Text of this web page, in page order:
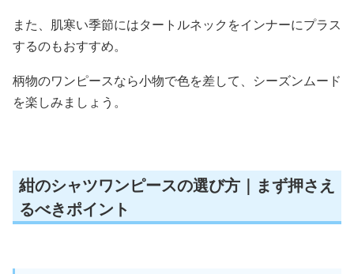
また、肌寒い季節にはタートルネックをインナーにプラス
するのもおすすめ。
柄物のワンピースなら小物で色を差して、シーズンムード
を楽しみましょう。
紺のシャツワンピースの選び方｜まず押さえ
るべきポイント